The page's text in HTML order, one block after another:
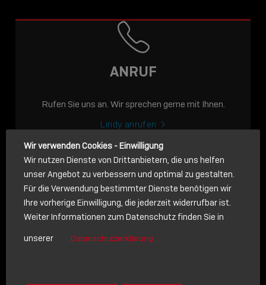
USB-C ÜBER LANGE
DISTANZEN: AKTIVE
USB-C-KABEL FÜR
STABILE 10 GBIT/S BIS
ANRUF
Rufen Sie uns an. Wir sprechen gerne mit Ihnen.
Lindy anrufen
NACHRICHT
Schreiben Sie lieber? Dann schicken Sie uns gerne eine
Wir verwenden Cookies - Einwilligung
Wir nutzen Dienste von Drittanbietern, die uns helfen
unser Angebot zu verbessern und optimal zu gestalten.
Für die Verwendung bestimmter Dienste benötigen wir
Ihre vorherige Einwilligung, die jederzeit widerrufbar ist.
Weiter Informationen zum Datenschutz finden Sie in
unserer
Datenschutzerklärung